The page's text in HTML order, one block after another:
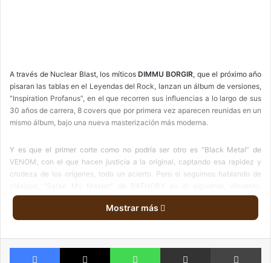
A través de Nuclear Blast, los míticos DIMMU BORGIR, que el próximo año
pisaran las tablas en el Leyendas del Rock, lanzan un álbum de versiones,
“Inspiration Profanus”, en el que recorren sus influencias a lo largo de sus
30 años de carrera, 8 covers que por primera vez aparecen reunidas en un
mismo álbum, bajo una nueva masterización más moderna.
Y es que el primer corte como no podría ser otro es “Black Metal” de
VENOM, con el que hacen justicia a la original, captando esa rapidez y
crudeza de los orígenes, todo un acierto. Pero si seguimos hablando de
rápido, feroz y con un toque distintivo en la voz, aunque con efecto,
recrea la crudeza de esos años, donde este combo inicial harán las
delicias de los fans más clásicos.
“Dead Men Don’t Rape”, incluido en su álbum de “Abrahadabra”, de
Mostrar más
Facebook X WhatsApp Compartir via email